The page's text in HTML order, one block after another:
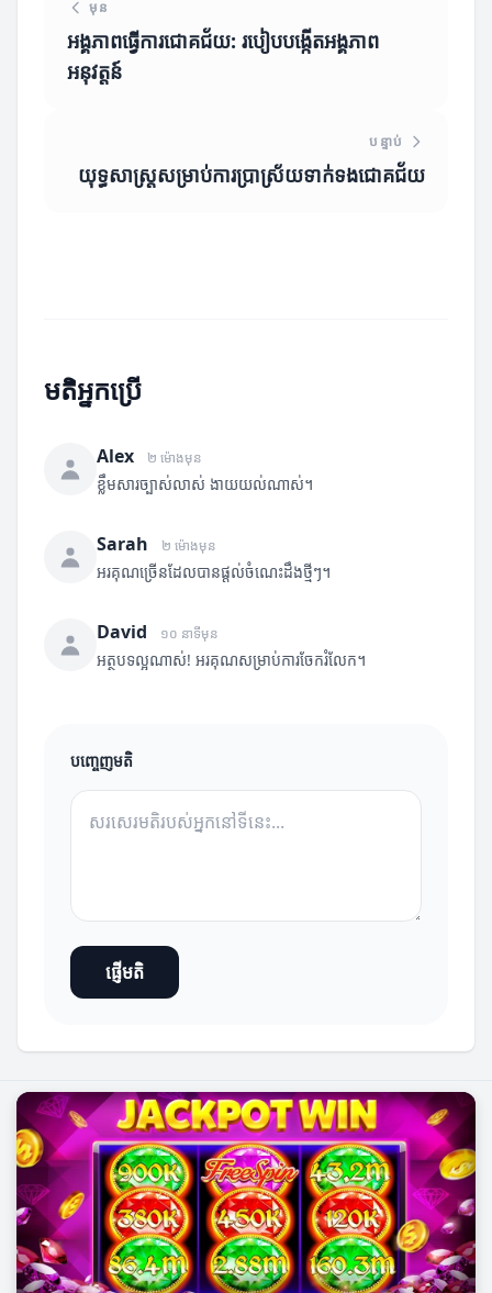
មុន
អង្គភាពធ្វើការជោគជ័យ: របៀបបង្កើតអង្គភាព
អនុវត្តន៍
បន្ទាប់
យុទ្ធសាស្ត្រសម្រាប់ការប្រាស្រ័យទាក់ទងជោគជ័យ
មតិអ្នកប្រើ
Alex ២ ម៉ោងមុន
ខ្លឹមសារច្បាស់លាស់ ងាយយល់ណាស់។
Sarah ២ ម៉ោងមុន
អរគុណច្រើនដែលបានផ្តល់ចំណេះដឹងថ្មីៗ។
David ១០ នាទីមុន
អត្ថបទល្អណាស់! អរគុណសម្រាប់ការចែករំលែក។
បញ្ចេញមតិ
ផ្ញើមតិ